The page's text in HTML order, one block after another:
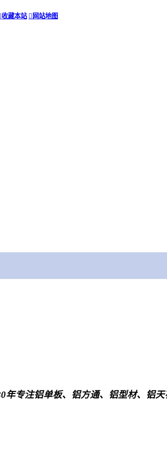
收藏本站  网站地图
年专注铝单板、铝方通、铝型材、铝